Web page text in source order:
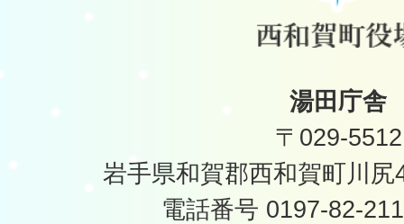
湯田庁舎
〒029-5512
岩手県和賀郡西和賀町川
電話番号 0197-82-